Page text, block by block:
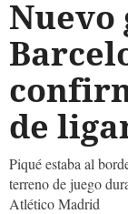
Nuevo
de
Piqué estaba al
terreno de juego
Atlético Madrid